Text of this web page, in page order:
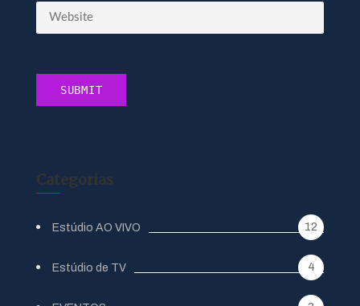
Categorias
Estúdio AO VIVO 12
Estúdio de TV 4